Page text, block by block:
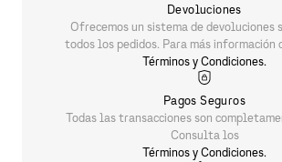
Devoluciones
Ofrecemos un sistema de devoluciones
todos los pedidos. Para más
Términos y Condiciones.
Pagos Seguros
Todas las transacciones son
Consulta los
Términos y Condiciones.